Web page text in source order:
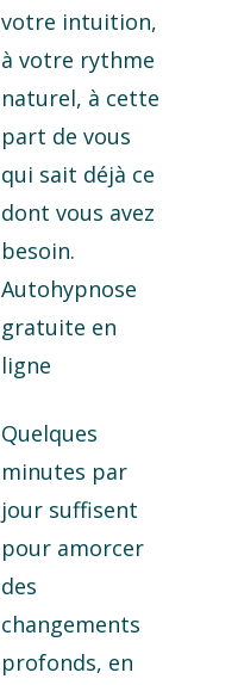
votre intuition,
à votre rythme
naturel, à cette
part de vous
qui sait déjà ce
dont vous avez
besoin.
Autohypnose
gratuite en
ligne
Quelques
minutes par
jour suffisent
pour amorcer
des
changements
profonds, en